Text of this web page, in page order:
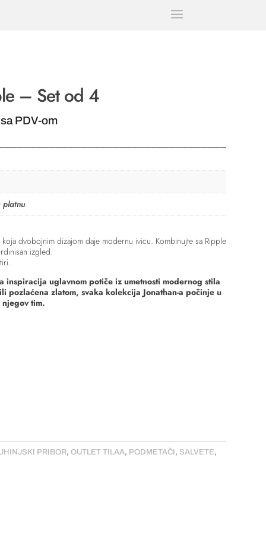
– Set od 4
PDV-om
platnu
dvobojnim dizajom daje modernu ivicu. Kombinujte sa Ripple
izgled.
uglavnom potiče iz umetnosti modernog stila
zlatom, svaka kolekcija Jonathan-a počinje u
tim.
PRIBOR, OUTLET TILAA, PODMETAČI, SALVETE,